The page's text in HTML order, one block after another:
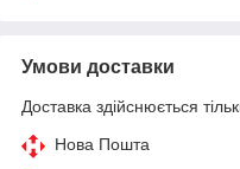
Умови доставки
Доставка здійснюється
Нова Пошта